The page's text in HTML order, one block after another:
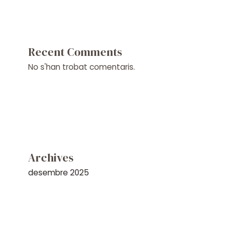
Recent Comments
No s'han trobat comentaris.
Archives
desembre 2025